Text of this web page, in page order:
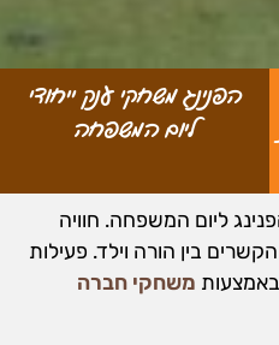
הפנינג משחקי ענק ייחודי
ליום המשפחה
ליום המשפחה. חוויה
בין הורה וילד. פעילות
משחקי חברה